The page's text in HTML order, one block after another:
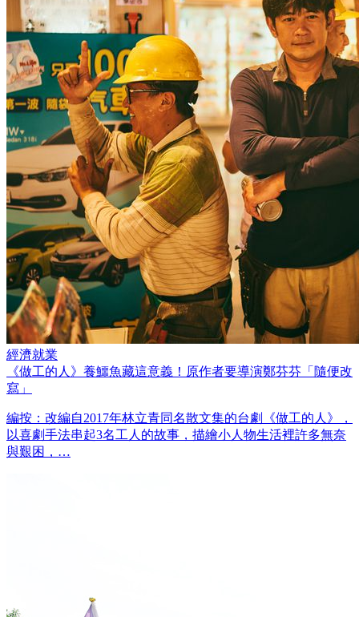
經濟就業
《做工的人》養鱷魚藏這意義！原作者要導演鄭芬芬「隨便改
寫」
編按：改編自2017年林立青同名散文集的台劇《做工的人》，
以喜劇手法串起3名工人的故事，描繪小人物生活裡許多無奈
與艱困，…